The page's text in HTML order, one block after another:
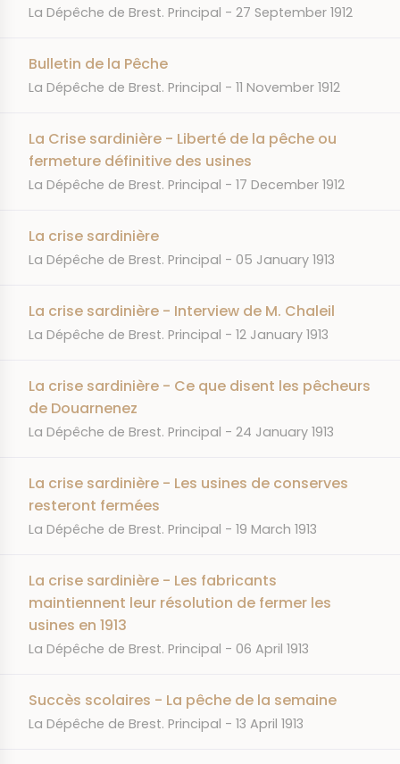
JOURNAL
La Dépêche de Brest. Principal DATE
27 September 1912
Bulletin de la Pêche
JOURNAL
La Dépêche de Brest. Principal DATE
11 November 1912
La Crise sardinière - Liberté de la pêche ou
fermeture définitive des usines
JOURNAL
La Dépêche de Brest. Principal DATE
17 December 1912
La crise sardinière
JOURNAL
La Dépêche de Brest. Principal DATE
05 January 1913
La crise sardinière - Interview de M. Chaleil
JOURNAL
La Dépêche de Brest. Principal DATE
12 January 1913
La crise sardinière - Ce que disent les pêcheurs
de Douarnenez
JOURNAL
La Dépêche de Brest. Principal DATE
24 January 1913
La crise sardinière - Les usines de conserves
resteront fermées
JOURNAL
La Dépêche de Brest. Principal DATE
19 March 1913
La crise sardinière - Les fabricants
maintiennent leur résolution de fermer les
usines en 1913
JOURNAL
La Dépêche de Brest. Principal DATE
06 April 1913
Succès scolaires - La pêche de la semaine
JOURNAL
La Dépêche de Brest. Principal DATE
13 April 1913